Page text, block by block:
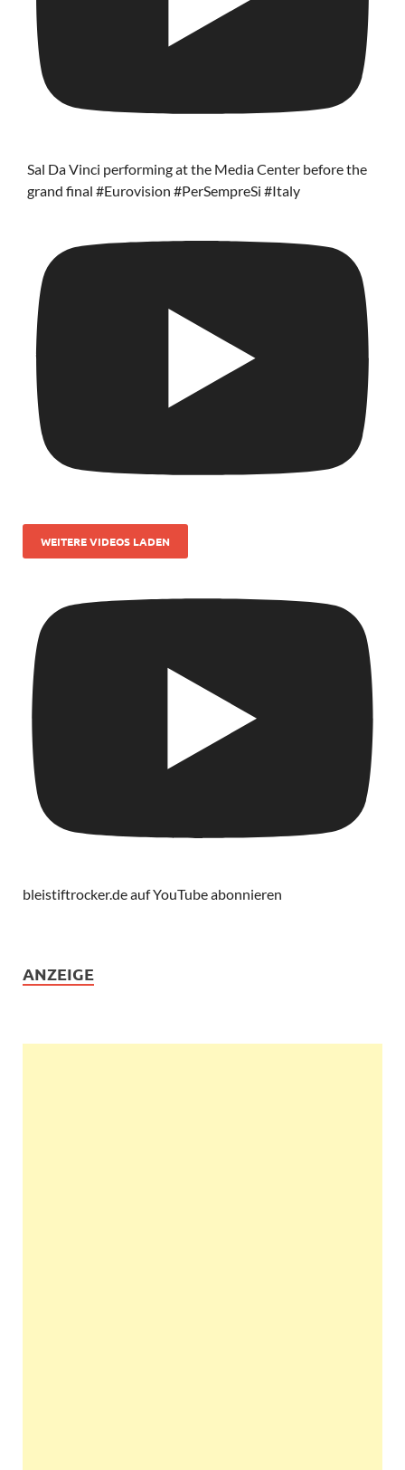
Sal Da Vinci performing at the Media Center before the
grand final #Eurovision #PerSempreSi #Italy
WEITERE VIDEOS LADEN
bleistiftrocker.de auf YouTube abonnieren
ANZEIGE